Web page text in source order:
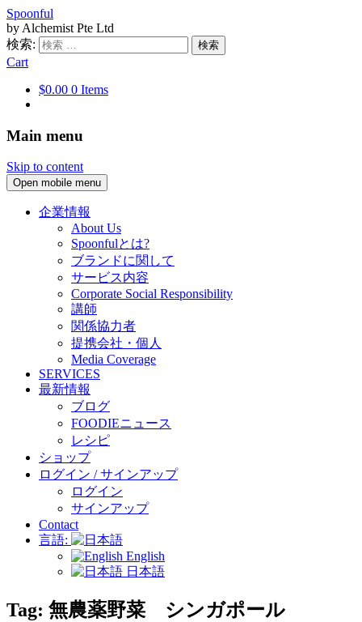
Spoonful
by Alchemist Pte Ltd
検索:
Cart
$0.00 0 Items
Main menu
Skip to content
Open mobile menu
企業情報
About Us
Spoonfulとは?
ブランドに関して
サービス内容
Corporate Social Responsibility
講師
関係協力者
提携会社・個人
Media Coverage
SERVICES
最新情報
ブログ
FOODIEニュース
レシピ
ショップ
ログイン / サインアップ
ログイン
サインアップ
Contact
言語:
English
日本語
Tag: 無農薬野菜 シンガポール